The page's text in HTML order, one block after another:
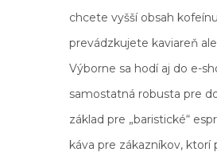
chcete vyšší obsah
prevádzkujete kaviareň
Výborne sa hodí aj do e-
samostatná robusta pre
základ pre „baristické“
káva pre zákazníkov,